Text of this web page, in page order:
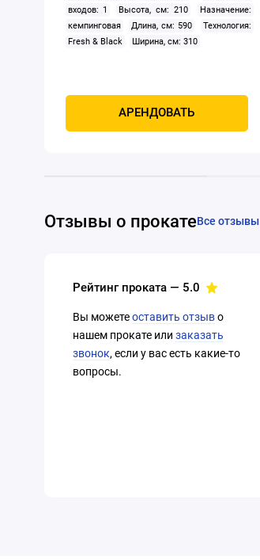
входов: 1
Высота, см: 210
Назначение:
кемпинговая
Длина, см: 590
Технология:
Fresh & Black
Ширина, см: 310
АРЕНДОВАТЬ
Отзывы о прокатеВсе отзывы
Рейтинг проката — 5.0
Вы можетеоставить отзыво
нашем прокате илизаказать
звонок, если у вас есть какие-то
вопросы.